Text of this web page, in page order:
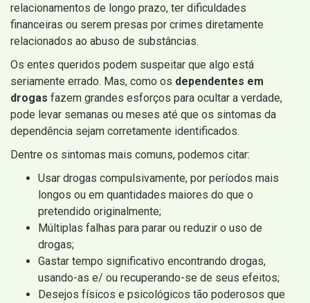
relacionamentos de longo prazo, ter dificuldades
financeiras ou serem presas por crimes diretamente
relacionados ao abuso de substâncias.
Os entes queridos podem suspeitar que algo está
seriamente errado. Mas, como os dependentes em
drogas fazem grandes esforços para ocultar a verdade,
pode levar semanas ou meses até que os sintomas da
dependência sejam corretamente identificados.
Dentre os sintomas mais comuns, podemos citar:
Usar drogas compulsivamente, por períodos mais
longos ou em quantidades maiores do que o
pretendido originalmente;
Múltiplas falhas para parar ou reduzir o uso de
drogas;
Gastar tempo significativo encontrando drogas,
usando-as e/ ou recuperando-se de seus efeitos;
Desejos físicos e psicológicos tão poderosos que